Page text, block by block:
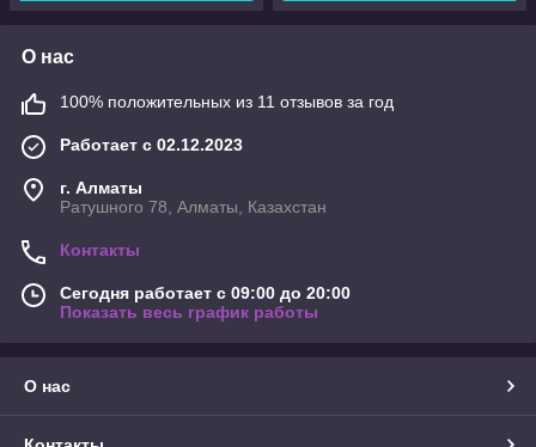
О нас
100% положительных из 11 отзывов за год
Работает с 02.12.2023
г. Алматы
Ратушного 78, Алматы, Казахстан
Контакты
Сегодня работает с 09:00 до 20:00
Показать весь график работы
О нас